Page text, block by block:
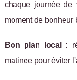
chaque journée
moment de bonheur
Bon plan local :
matinée pour éviter